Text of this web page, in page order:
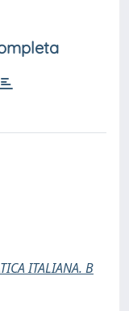
ITALIANA. B